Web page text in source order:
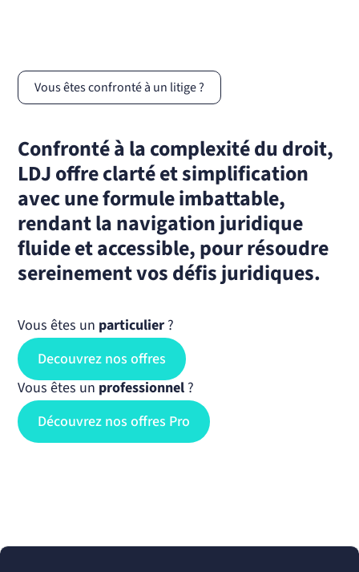
Vous êtes confronté à un litige ?
Confronté à la complexité du droit,
LDJ offre clarté et simplification
avec une formule imbattable,
rendant la navigation juridique
fluide et accessible, pour résoudre
sereinement vos défis juridiques.
Vous êtes un particulier ?
Decouvrez nos offres
Vous êtes un professionnel ?
Découvrez nos offres Pro